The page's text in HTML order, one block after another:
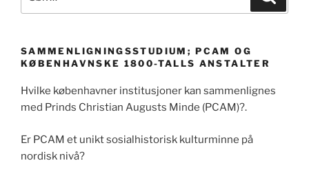
etter:
SAMMENLIGNINGSSTUDIUM; PCAM OG
KØBENHAVNSKE 1800-TALLS ANSTALTER
Hvilke københavner institusjoner kan sammenlignes
med Prinds Christian Augusts Minde (PCAM)?.
Er PCAM et unikt sosialhistorisk kulturminne på
nordisk nivå?